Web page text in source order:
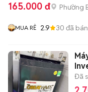
165.000 đ Phường
MUA RẺ 2.9 30 đã bán
Đã